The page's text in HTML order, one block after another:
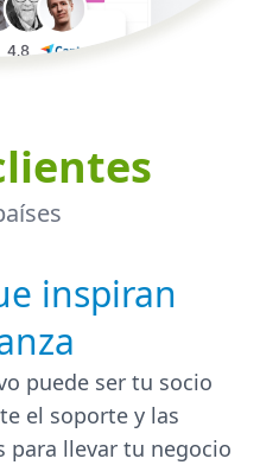
inspiran
puede ser tu socio
el soporte y las
para llevar tu negocio